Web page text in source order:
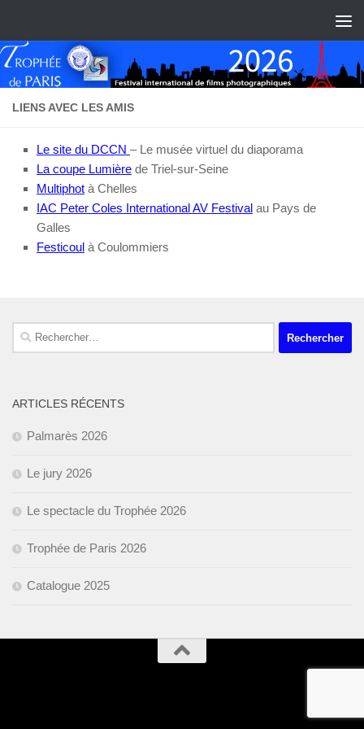
LIENS AVEC LES AMIS
Le site du DCCN – Le musée virtuel du diaporama
La coupe Lumière de Triel-sur-Seine
Multiphot à Chelles
IAC Peter Coles International AV Festival au Pays de
Galles
Festicoul à Coulommiers
Rechercher :
ARTICLES RÉCENTS
Palmarès 2026
Le jury 2026
Le spectacle du Trophée 2026
Trophée de Paris 2026
Catalogue 2025